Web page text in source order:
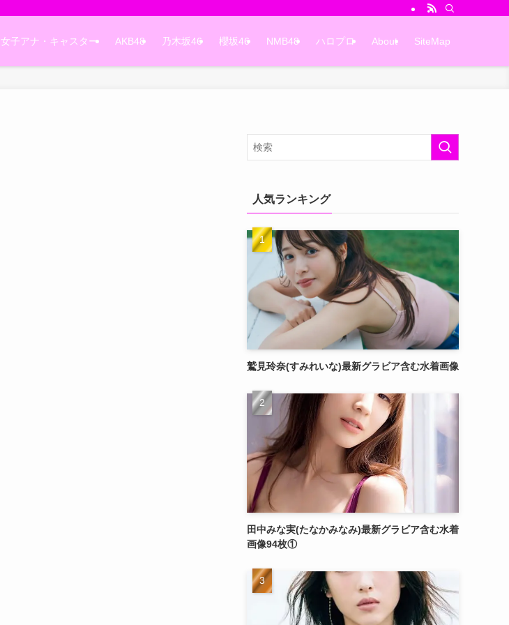
女子アナ・キャスター AKB48 乃木坂46 櫻坂46 NMB48 ハロプロ About SiteMap
人気ランキング
鷲見玲奈(すみれいな)最新グラビア含む水着画像
田中みな実(たなかみなみ)最新グラビア含む水着
画像94枚①